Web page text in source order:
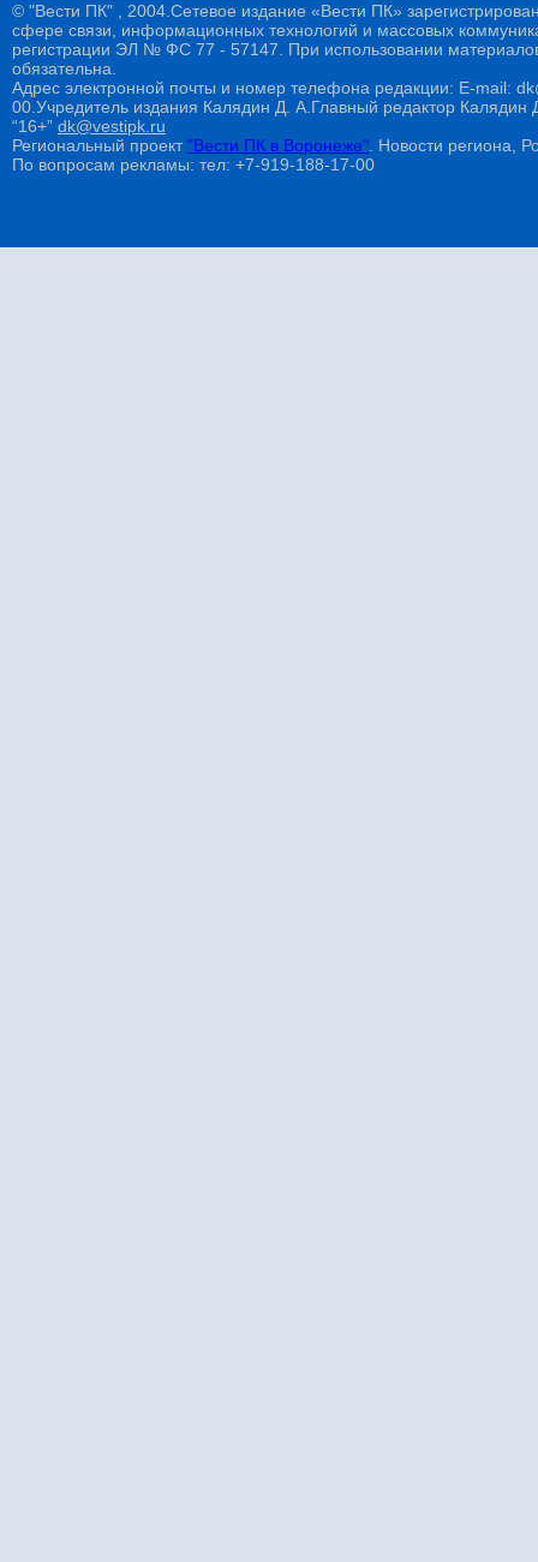
© "Вести ПК" , 2004.Сетевое издание «Вести ПК»
сфере связи, информационных технологий и массовых
регистрации ЭЛ № ФС 77 - 57147. При использовании
обязательна.
Адрес электронной почты и номер телефона редакции: E-mail:
00.Учредитель издания Калядин Д. А.Главный редактор
“16+” dk@vestipk.ru
Региональный проект"Вести ПК в Воронеже" . Новости региона,
По вопросам рекламы: тел: +7-919-188-17-00